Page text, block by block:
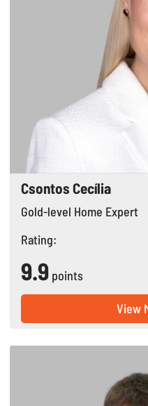
Csontos Cecília
Gold-level Home Expert
Rating:
9.9 points
View